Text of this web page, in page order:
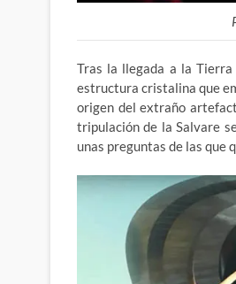
Tras la llegada a la Tierra
estructura cristalina que
origen del extraño
tripulación de la Salvare
unas preguntas de las que